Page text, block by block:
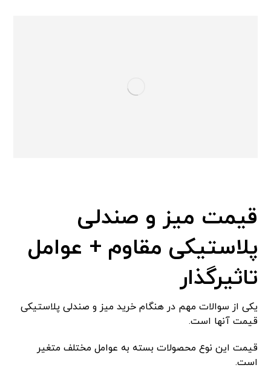
قیمت میز و صندلی
پلاستیکی مقاوم + عوامل
تاثیرگذار
یکی از سوالات مهم در هنگام خرید میز و صندلی پلاستیکی
قیمت آنها است.
قیمت این نوع محصولات بسته به عوامل مختلف متغیر
است.